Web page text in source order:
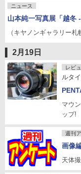
ニュース
山本純一写真展「越冬 -
（キヤノンギャラリー札
2月19日
レビ
ルタ
マウ
ップ!
週刊
画像
天体